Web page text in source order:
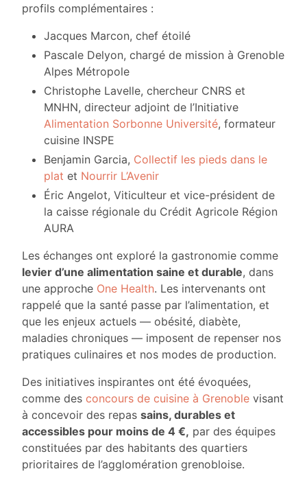
profils complémentaires :
Jacques Marcon, chef étoilé
Pascale Delyon, chargé de mission à Grenoble
Alpes Métropole
Christophe Lavelle, chercheur CNRS et
MNHN, directeur adjoint de l’Initiative
Alimentation Sorbonne Université, formateur
cuisine INSPE
Benjamin Garcia, Collectif les pieds dans le
plat et Nourrir L’Avenir
Éric Angelot, Viticulteur et vice-président de
la caisse régionale du Crédit Agricole Région
AURA
Les échanges ont exploré la gastronomie comme
levier d’une alimentation saine et durable, dans
une approche One Health. Les intervenants ont
rappelé que la santé passe par l’alimentation, et
que les enjeux actuels — obésité, diabète,
maladies chroniques — imposent de repenser nos
pratiques culinaires et nos modes de production.
Des initiatives inspirantes ont été évoquées,
comme des concours de cuisine à Grenoble visant
à concevoir des repas sains, durables et
accessibles pour moins de 4 €, par des équipes
constituées par des habitants des quartiers
prioritaires de l’agglomération grenobloise.